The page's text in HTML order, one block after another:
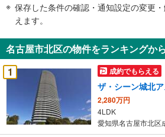
知
を
受
け
・
保存した条件の確認・通知設定の変更
えます。
名古屋市北区の物件をランキングか
1
成約でもらえる
ザ・シーン城北
2,280万円
4LDK
愛知県名古屋市北区